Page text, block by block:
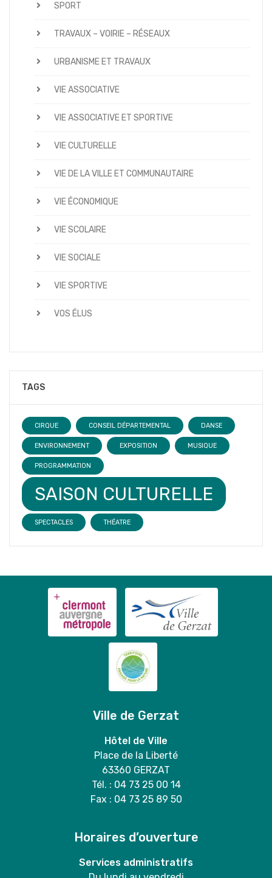
SPORT
TRAVAUX – VOIRIE – RÉSEAUX
URBANISME ET TRAVAUX
VIE ASSOCIATIVE
VIE ASSOCIATIVE ET SPORTIVE
VIE CULTURELLE
VIE DE LA VILLE ET COMMUNAUTAIRE
VIE ÉCONOMIQUE
VIE SCOLAIRE
VIE SOCIALE
VIE SPORTIVE
VOS ÉLUS
TAGS
CIRQUE CONSEIL DÉPARTEMENTAL DANSE
ENVIRONNEMENT EXPOSITION MUSIQUE
PROGRAMMATION
SAISON CULTURELLE
SPECTACLES THÉATRE
Ville de Gerzat
Hôtel de Ville
Place de la Liberté
63360 GERZAT
Tél. : 04 73 25 00 14
Fax : 04 73 25 89 50
Horaires d’ouverture
Services administratifs